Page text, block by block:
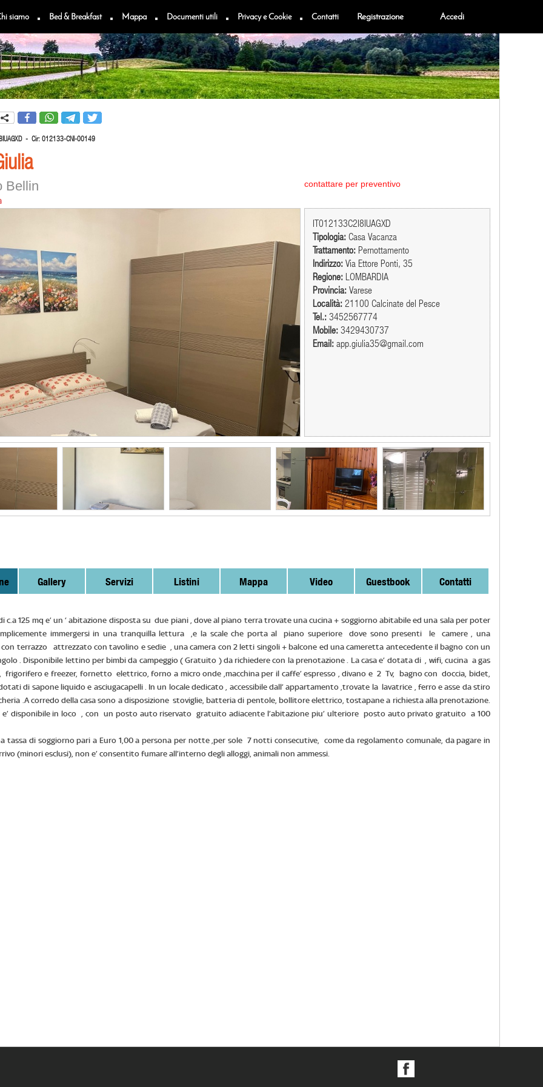
siamo Bed & Breakfast Mappa Documenti utili Privacy e Cookie Contatti Registrazione Accedi
- Cir:012133-CNI-00149
Bellin contattare per preventivo
IT012133C2I8IUAGXD
Tipologia: Casa Vacanza
Trattamento: Pernottamento
Indirizzo: Via Ettore Ponti, 35
Regione: LOMBARDIA
Provincia: Varese
Località: 21100 Calcinate del Pesce
Tel.: 3452567774
Mobile: 3429430737
Email: app.giulia35@gmail.com
Gallery Servizi Listini Mappa Video Guestbook Contatti
c.a 125 mq e’ un ‘ abitazione disposta su due piani , dove al piano terra trovate una cucina + soggiorno abitabile ed una sala per poter
immergersi in una tranquilla lettura ,e la scale che porta al piano superiore dove sono presenti le camere , una
terrazzo attrezzato con tavolino e sedie , una camera con 2 letti singoli + balcone ed una cameretta antecedente il bagno con un
. Disponibile lettino per bimbi da campeggio ( Gratuito ) da richiedere con la prenotazione . La casa e’ dotata di , wifi, cucina a gas
frigorifero e freezer, fornetto elettrico, forno a micro onde ,macchina per il caffe’ espresso , divano e 2 Tv, bagno con doccia, bidet,
di sapone liquido e asciugacapelli . In un locale dedicato , accessibile dall’ appartamento ,trovate la lavatrice , ferro e asse da stiro
.A corredo della casa sono a disposizione stoviglie, batteria di pentole, bollitore elettrico, tostapane a richiesta alla prenotazione.
e’ disponibile in loco , con un posto auto riservato gratuito adiacente l’abitazione piu’ ulteriore posto auto privato gratuito a 100
tassa di soggiorno pari a Euro 1,00 a persona per notte ,per sole 7 notti consecutive, come da regolamento comunale, da pagare in
(minori esclusi), non e’ consentito fumare all’interno degli alloggi, animali non ammessi.